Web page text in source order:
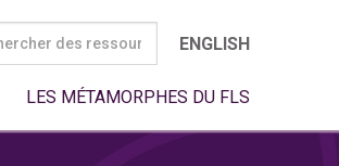
ENGLISH
LES MÉTAMORPHES DU FLS